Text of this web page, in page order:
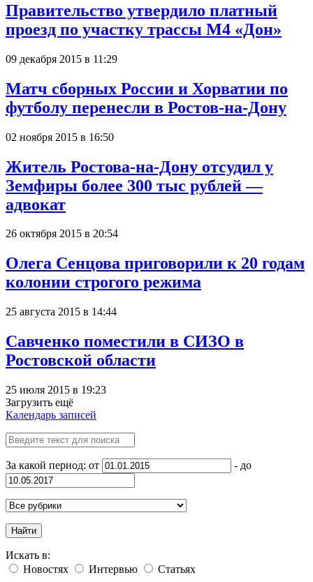
Правительство утвердило платный
проезд по участку трассы М4 «Дон»
09 декабря 2015 в 11:29
Матч сборных России и Хорватии по
футболу перенесли в Ростов-на-Дону
02 ноября 2015 в 16:50
Житель Ростова-на-Дону отсудил у
Земфиры более 300 тыс рублей —
адвокат
26 октября 2015 в 20:54
Олега Сенцова приговорили к 20 годам
колонии строгого режима
25 августа 2015 в 14:44
Савченко поместили в СИЗО в
Ростовской области
25 июля 2015 в 19:23
Загрузить ещё
Календарь записей
За какой период: от - до
Найти
Искать в:
Новостях
Интервью Статьях